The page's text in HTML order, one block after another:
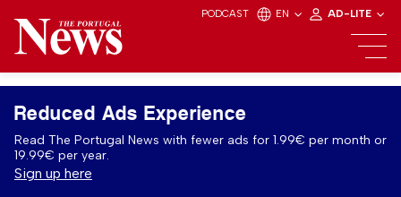
PODCAST EN AD-LITE
Reduced Ads Experience
Read The Portugal News with fewer ads for 1.99€ per month or
19.99€ per year.
Sign up here